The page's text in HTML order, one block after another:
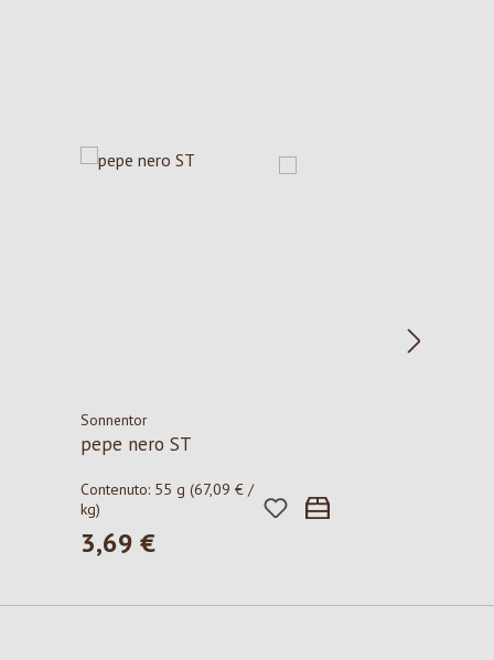
Sonnentor
pepe nero ST
Contenuto: 55 g (67,09 € /
kg)
Prezzo normale:
3,69 €